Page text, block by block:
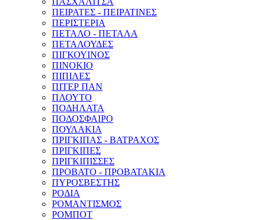
ΠΕΙΡΑΤΕΣ - ΠΕΙΡΑΤΙΝΕΣ
ΠΕΡΙΣΤΕΡΙΑ
ΠΕΤΑΛΟ - ΠΕΤΑΛΑ
ΠΕΤΑΛΟΥΔΕΣ
ΠΙΓΚΟΥΙΝΟΣ
ΠΙΝΟΚΙΟ
ΠΙΠΙΛΕΣ
ΠΙΤΕΡ ΠΑΝ
ΠΛΟΥΤΟ
ΠΟΔΗΛΑΤΑ
ΠΟΔΟΣΦΑΙΡΟ
ΠΟΥΛΑΚΙΑ
ΠΡΙΓΚΙΠΑΣ - ΒΑΤΡΑΧΟΣ
ΠΡΙΓΚΙΠΕΣ
ΠΡΙΓΚΙΠΙΣΣΕΣ
ΠΡΟΒΑΤΟ - ΠΡΟΒΑΤΑΚΙΑ
ΠΥΡΟΣΒΕΣΤΗΣ
ΡΟΔΙΑ
ΡΟΜΑΝΤΙΣΜΟΣ
ΡΟΜΠΟΤ